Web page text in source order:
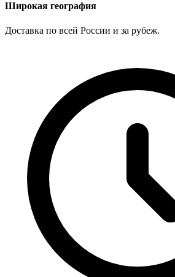
Широкая география
Доставка по всей России и за рубеж.